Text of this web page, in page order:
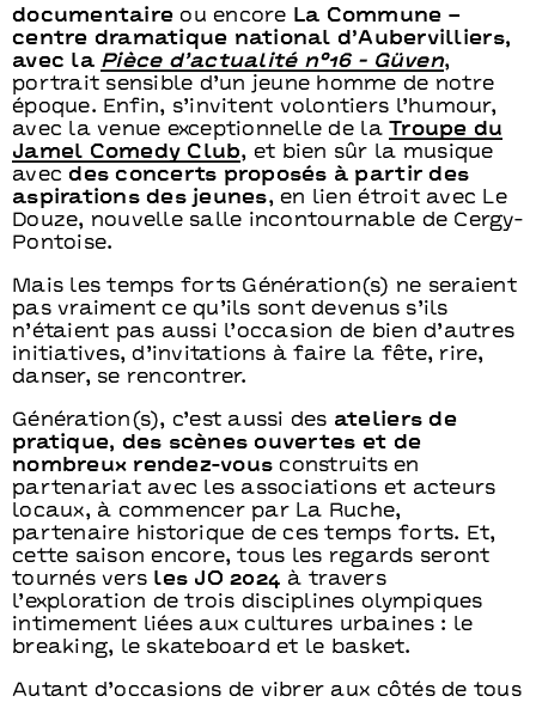
documentaire ou encore La Commune –
centre dramatique national d’Aubervilliers,
avec la Pièce d’actualité n°16 - Güven,
portrait sensible d’un jeune homme de notre
époque. Enfin, s’invitent volontiers l’humour,
avec la venue exceptionnelle de la
Troupe du
Jamel Comedy Club, et bien sûr la musique
avec des concerts proposés à partir des
aspirations des jeunes, en lien étroit avec Le
Douze, nouvelle salle incontournable de Cergy-
Pontoise.
Mais les temps forts Génération(s) ne seraient
pas vraiment ce qu’ils sont devenus s’ils
n’étaient pas aussi l’occasion de bien d’autres
initiatives, d’invitations à faire la fête, rire,
danser, se rencontrer.
Génération(s), c’est aussi des ateliers de
pratique, des scènes ouvertes et de
nombreux rendez-vous construits en
partenariat avec les associations et acteurs
locaux, à commencer par La Ruche,
partenaire historique de ces temps forts. Et,
cette saison encore, tous les regards seront
tournés vers les JO 2024 à travers
l’exploration de trois disciplines olympiques
intimement liées aux cultures urbaines : le
breaking, le skateboard et le basket.
Autant d’occasions de vibrer aux côtés de tous